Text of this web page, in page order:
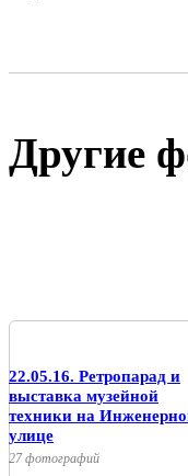
Другие
22.05.16. Ретропарад и
выставка музейной
техники на
улице
27 фотографий